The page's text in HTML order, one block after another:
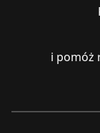
i pomóż